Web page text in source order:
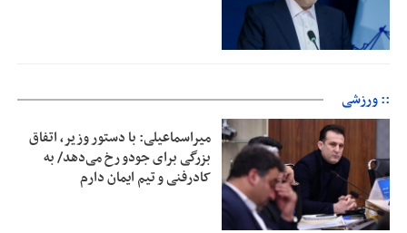
:: ورزشی
میراسماعیلی: با دستور وزیر، اتفاق
بزرگی برای جودو رخ می‌دهد/ به
کادرفنی و تیم ایمان دارم